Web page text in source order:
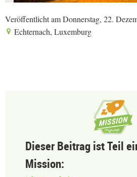
Veröffentlicht am Donnerstag, 22.
Echternach, Luxemburg
Dieser Beitrag ist Teil
Mission: